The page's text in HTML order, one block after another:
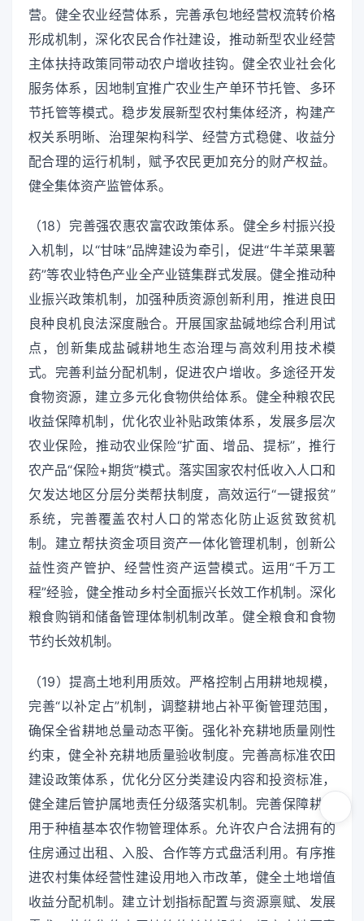
营。健全农业经营体系，完善承包地经营权流转价格
形成机制，深化农民合作社建设，推动新型农业经营
主体扶持政策同带动农户增收挂钩。健全农业社会化
服务体系，因地制宜推广农业生产单环节托管、多环
节托管等模式。稳步发展新型农村集体经济，构建产
权关系明晰、治理架构科学、经营方式稳健、收益分
配合理的运行机制，赋予农民更加充分的财产权益。
健全集体资产监管体系。
（18）完善强农惠农富农政策体系。健全乡村振兴投
入机制，以“甘味”品牌建设为牵引，促进“牛羊菜果薯
药”等农业特色产业全产业链集群式发展。健全推动种
业振兴政策机制，加强种质资源创新利用，推进良田
良种良机良法深度融合。开展国家盐碱地综合利用试
点，创新集成盐碱耕地生态治理与高效利用技术模
式。完善利益分配机制，促进农户增收。多途径开发
食物资源，建立多元化食物供给体系。健全种粮农民
收益保障机制，优化农业补贴政策体系，发展多层次
农业保险，推动农业保险“扩面、增品、提标”，推行
农产品“保险+期货”模式。落实国家农村低收入人口和
欠发达地区分层分类帮扶制度，高效运行“一键报贫”
系统，完善覆盖农村人口的常态化防止返贫致贫机
制。建立帮扶资金项目资产一体化管理机制，创新公
益性资产管护、经营性资产运营模式。运用“千万工
程”经验，健全推动乡村全面振兴长效工作机制。深化
粮食购销和储备管理体制机制改革。健全粮食和食物
节约长效机制。
（19）提高土地利用质效。严格控制占用耕地规模，
完善“以补定占”机制，调整耕地占补平衡管理范围，
确保全省耕地总量动态平衡。强化补充耕地质量刚性
约束，健全补充耕地质量验收制度。完善高标准农田
建设政策体系，优化分区分类建设内容和投资标准，
健全建后管护属地责任分级落实机制。完善保障耕地
用于种植基本农作物管理体系。允许农户合法拥有的
住房通过出租、入股、合作等方式盘活利用。有序推
进农村集体经营性建设用地入市改革，健全土地增值
收益分配机制。建立计划指标配置与资源禀赋、发展